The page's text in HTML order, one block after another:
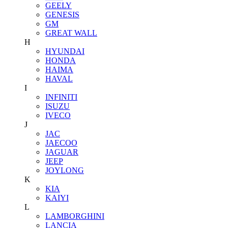
GEELY
GENESIS
GM
GREAT WALL
H
HYUNDAI
HONDA
HAIMA
HAVAL
I
INFINITI
ISUZU
IVECO
J
JAC
JAECOO
JAGUAR
JEEP
JOYLONG
K
KIA
KAIYI
L
LAMBORGHINI
LANCIA